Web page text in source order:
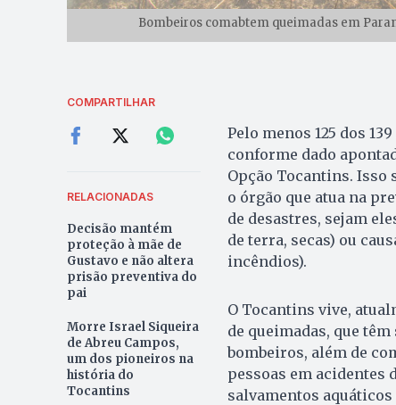
Bombeiros comabtem queimadas em
COMPARTILHAR
RELACIONADAS
Decisão mantém
proteção à mãe de
Gustavo e não altera
prisão preventiva do
pai
Morre Israel Siqueira
de Abreu Campos,
um dos pioneiros na
história do
Tocantins
Pelo menos 125 dos
conforme dado
Opção Tocantins. Isso
o órgão que atua na
de desastres, sejam
de terra, secas) ou
incêndios).
O Tocantins vive,
de queimadas, que
bombeiros, além de
pessoas em acidentes
salvamentos